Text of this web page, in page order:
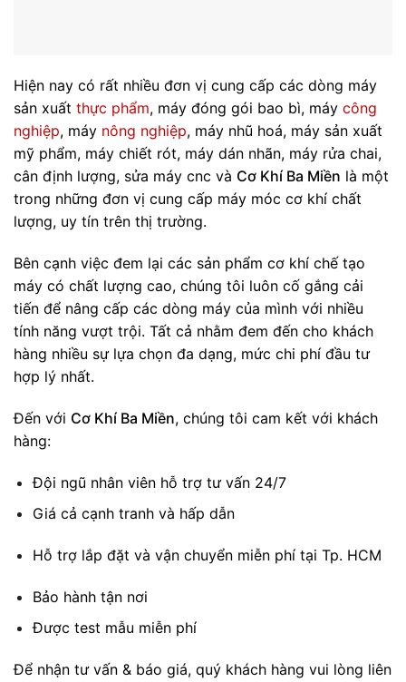
Hiện nay có rất nhiều đơn vị cung cấp các dòng máy
sản xuất thực phẩm, máy đóng gói bao bì, máy công
nghiệp, máy nông nghiệp, máy nhũ hoá, máy sản xuất
mỹ phẩm, máy chiết rót, máy dán nhãn, máy rửa chai,
cân định lượng, sửa máy cnc và Cơ Khí Ba Miền là một
trong những đơn vị cung cấp máy móc cơ khí chất
lượng, uy tín trên thị trường.
Bên cạnh việc đem lại các sản phẩm cơ khí chế tạo
máy có chất lượng cao, chúng tôi luôn cố gắng cải
tiến để nâng cấp các dòng máy của mình với nhiều
tính năng vượt trội. Tất cả nhằm đem đến cho khách
hàng nhiều sự lựa chọn đa dạng, mức chi phí đầu tư
hợp lý nhất.
Đến với Cơ Khí Ba Miền, chúng tôi cam kết với khách
hàng:
Đội ngũ nhân viên hỗ trợ tư vấn 24/7
Giá cả cạnh tranh và hấp dẫn
Hỗ trợ lắp đặt và vận chuyển miễn phí tại Tp. HCM
Bảo hành tận nơi
Được test mẫu miễn phí
Để nhận tư vấn & báo giá, quý khách hàng vui lòng liên